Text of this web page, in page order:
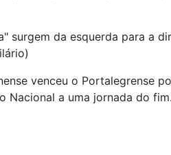
da esquerda para a
venceu o Portalegrense
Nacional a uma jornada do fim.